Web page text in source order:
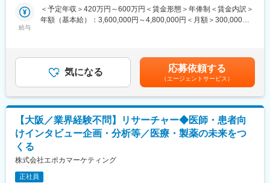
同社は、システムベンダーや医療機器メーカーから費用をいただ
くことはなく、常に、医療機関・研究所の立場でコンサルティン
■業務内容
海外のリサーチ会社からの依頼を受け、日本国内の医療市場調査
と調整力を活かしていただくポジションです。
・クライアントニーズのヒアリングおよびサービス提案（反響営
業）
・調査内容（インタビュー設計・調査票等）の翻訳（日⇔英）
・海外クライアントへの進捗報告・納品対応
給与
＜予定年収＞420万円～600万円＜賃金形態＞年俸制＜賃金内訳＞
年額（基本給）：3,600,000円～4,800,000円＜月額＞300,000円
収はあくまでも目安の金額であり、選考を通じて上下する可能性
があります。賃金はあくまでも目安の金額であり、選考を通じて
上下する可能性があります。月給(月額)は固定手当を含めた表記で
す。
気になる 応募依頼する
（エージェントサービス）
【大阪／業界経験不問】リサーチャー◆医師・患者向
けインタビュー企画・分析等／医療・製薬の未来をつ
くる
株式会社エポカマーケティング
正社員